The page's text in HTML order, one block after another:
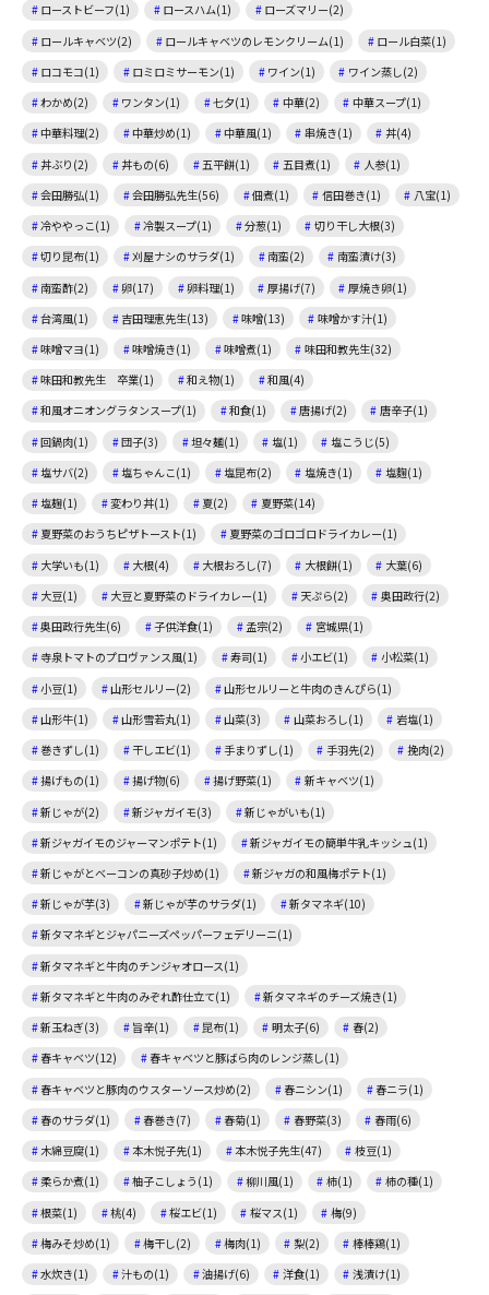
ローストビーフ(1)
ロースハム(1)
ローズマリー(2)
ロールキャベツ(2)
ロールキャベツのレモンクリーム(1)
ロール白菜(1)
ロコモコ(1)
ロミロミサーモン(1) ワイン(1)
ワイン蒸し(2)
わかめ(2)
ワンタン(1) 七夕(1) 中華(2)
中華スープ(1)
中華料理(2)
中華炒め(1) 中華風(1) 串焼き(1)
丼(4)
丼ぶり(2)
丼もの(6) 五平餅(1) 五目煮(1)
人参(1)
会田勝弘(1)
会田勝弘先生(56) 佃煮(1) 信田巻き(1)
八宝(1)
冷ややっこ(1)
冷製スープ(1) 分葱(1)
切り干し大根(3)
切り昆布(1)
刈屋ナシのサラダ(1) 南蛮(2)
南蛮漬け(3)
南蛮酢(2)
卵(17) 卵料理(1) 厚揚げ(7)
厚焼き卵(1)
台湾風(1)
吉田理恵先生(13) 味噌(13)
味噌かす汁(1)
味噌マヨ(1)
味噌焼き(1) 味噌煮(1)
味田和教先生(32)
味田和教先生 卒業(1)
和え物(1)
和風(4)
和風オニオングラタンスープ(1)
和食(1) 唐揚げ(2)
唐辛子(1)
回鍋肉(1)
団子(3) 坦々麺(1) 塩(1)
塩こうじ(5)
塩サバ(2)
塩ちゃんこ(1) 塩昆布(2) 塩焼き(1)
塩麴(1)
塩麹(1)
変わり丼(1) 夏(2)
夏野菜(14)
夏野菜のおうちピザトースト(1)
夏野菜のゴロゴロドライカレー(1)
大学いも(1)
大根(4) 大根おろし(7) 大根餅(1)
大葉(6)
大豆(1)
大豆と夏野菜のドライカレー(1) 天ぷら(2)
奥田政行(2)
奥田政行先生(6)
子供洋食(1) 孟宗(2)
宮城県(1)
寺泉トマトのプロヴァンス風(1)
寿司(1) 小エビ(1)
小松菜(1)
小豆(1)
山形セルリー(2)
山形セルリーと牛肉のきんぴら(1)
山形牛(1)
山形雪若丸(1) 山菜(3) 山菜おろし(1)
岩塩(1)
巻きずし(1)
干しエビ(1) 手まりずし(1) 手羽先(2)
挽肉(2)
揚げもの(1)
揚げ物(6) 揚げ野菜(1)
新キャベツ(1)
新じゃが(2)
新ジャガイモ(3)
新じゃがいも(1)
新ジャガイモのジャーマンポテト(1)
新ジャガイモの簡単牛乳キッシュ(1)
新じゃがとベーコンの真砂子炒め(1)
新ジャガの和風梅ポテト(1)
新じゃが芋(3)
新じゃが芋のサラダ(1)
新タマネギ(10)
新タマネギとジャパニーズペッパーフェデリーニ(1)
新タマネギと牛肉のチンジャオロース(1)
新タマネギと牛肉のみぞれ酢仕立て(1)
新タマネギのチーズ焼き(1)
新玉ねぎ(3)
旨辛(1) 昆布(1) 明太子(6)
春(2)
春キャベツ(12)
春キャベツと豚ばら肉のレンジ蒸し(1)
春キャベツと豚肉のウスターソース炒め(2)
春ニシン(1)
春ニラ(1)
春のサラダ(1)
春巻き(7) 春菊(1) 春野菜(3)
春雨(6)
木綿豆腐(1)
本木悦子先(1) 本木悦子先生(47)
枝豆(1)
柔らか煮(1)
柚子こしょう(1) 柳川風(1) 柿(1)
柿の種(1)
根菜(1)
桃(4) 桜エビ(1) 桜マス(1)
梅(9)
梅みそ炒め(1)
梅干し(2) 梅肉(1) 梨(2)
棒棒鶏(1)
水炊き(1)
汁もの(1) 油揚げ(6) 洋食(1) 浅漬け(1)